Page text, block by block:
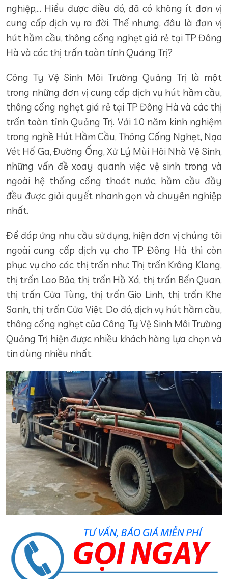
nghiệp,… Hiểu được điều đó, đã có không ít đơn vị
cung cấp dịch vụ ra đời. Thế nhưng, đâu là đơn vị
hút hầm cầu, thông cống nghẹt giá rẻ tại TP Đông
Hà và các thị trấn toàn tỉnh Quảng Trị?
Công Ty Vệ Sinh Môi Trường Quảng Trị là một
trong những đơn vị cung cấp dịch vụ hút hầm cầu,
thông cống nghẹt giá rẻ tại TP Đông Hà và các thị
trấn toàn tỉnh Quảng Trị. Với 10 năm kinh nghiệm
trong nghề Hút Hầm Cầu, Thông Cống Nghẹt, Nạo
Vét Hố Ga, Đường Ống, Xử Lý Mùi Hôi Nhà Vệ Sinh,
những vấn đề xoay quanh việc vệ sinh trong và
ngoài hệ thống cống thoát nước, hầm cầu đầy
đều được giải quyết nhanh gọn và chuyên nghiệp
nhất.
Để đáp ứng nhu cầu sử dụng, hiện đơn vị chúng tôi
ngoài cung cấp dịch vụ cho TP Đông Hà thì còn
phục vụ cho các thị trấn như: Thị trấn Krông Klang,
thị trấn Lao Bảo, thị trấn Hồ Xá, thị trấn Bến Quan,
thị trấn Cửa Tùng, thị trấn Gio Linh, thị trấn Khe
Sanh, thị trấn Cửa Việt. Do đó, dịch vụ hút hầm cầu,
thông cống nghẹt của Công Ty Vệ Sinh Môi Trường
Quảng Trị hiện được nhiều khách hàng lựa chọn và
tin dùng nhiều nhất.